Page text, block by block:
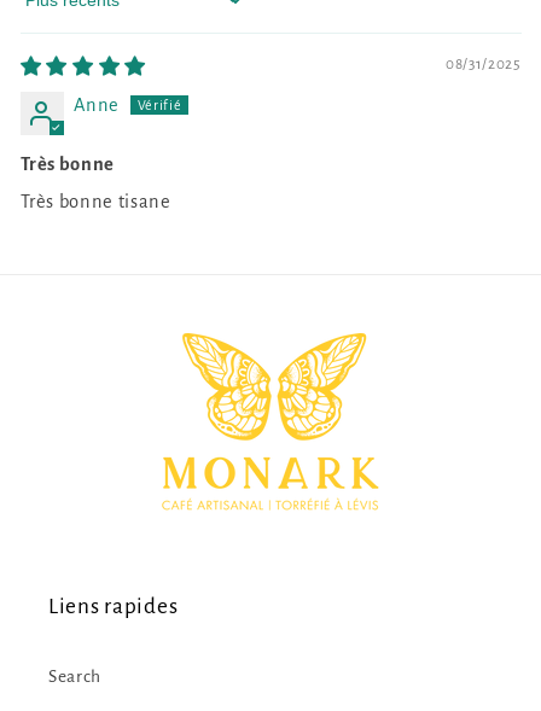
Sort by
08/31/2025
Anne
Très bonne
Très bonne tisane
Liens rapides
Search